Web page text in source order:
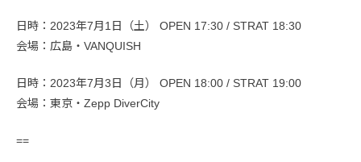
日時：2023年7月1日（土） OPEN 17:30 / STRAT 18:30
会場：広島・VANQUISH
日時：2023年7月3日（月） OPEN 18:00 / STRAT 19:00
会場：東京・Zepp DiverCity
==